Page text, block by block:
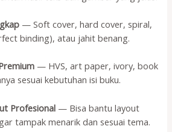
— Soft cover, hard cover, spiral,
binding), atau jahit benang.
— HVS, art paper, ivory, book
sesuai kebutuhan isi buku.
Profesional — Bisa bantu layout
tampak menarik dan sesuai tema.